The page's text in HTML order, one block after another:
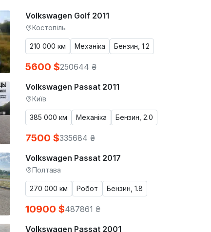
Volkswagen Golf 2011
Костопіль
210 000 км Механіка Бензин, 1.2
5600 $250644 ₴
Volkswagen Passat 2011
Київ
385 000 км Механіка Бензин, 2.0
7500 $335684 ₴
Volkswagen Passat 2017
Полтава
270 000 км Робот Бензин, 1.8
10900 $487861 ₴
Volkswagen Passat 2001